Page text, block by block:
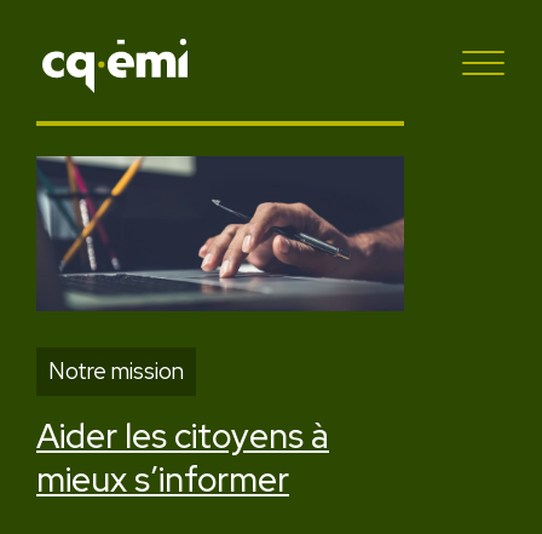
Notre mission
Aider les citoyensà
mieuxs’informer